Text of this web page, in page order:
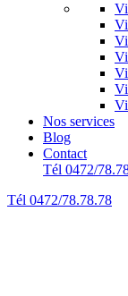
Nos services
Blog
Contact
Tél 0472/
Tél 0472/78.78.78